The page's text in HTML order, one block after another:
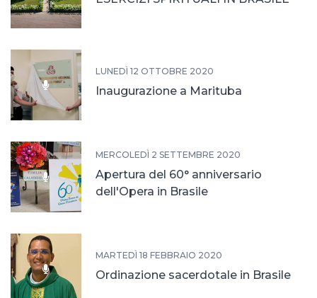
LUNEDÌ 12 OTTOBRE 2020
Inaugurazione a Marituba
MERCOLEDÌ 2 SETTEMBRE 2020
Apertura del 60° anniversario
dell'Opera in Brasile
MARTEDÌ 18 FEBBRAIO 2020
Ordinazione sacerdotale in Brasile